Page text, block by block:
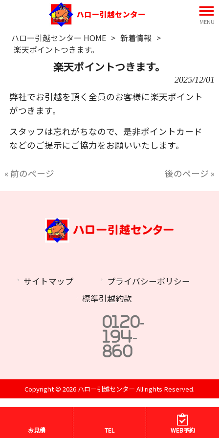
MENU
ハロー引越センター HOME > 新着情報 >
楽天ポイントつきます。
楽天ポイントつきます。
2025/12/01
弊社でお引越を頂く全員のお客様に楽天ポイント
がつきます。
スタッフは忘れがちなので、是非ポイントカード
などのご提示にご協力をお願いいたします。
« 前のページ 後のページ »
サイトマップ
プライバシーポリシー
標準引越約款
0120-
194-
860
Copyright © 2026 ハロー引越センター All rights Reserved.
お見積 TEL WEB予約